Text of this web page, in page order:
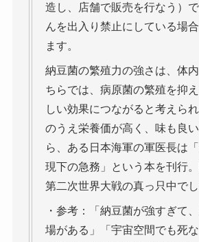
造し、店舗で販売を行なう）
んを出入り禁止にしている場
ます。
納豆菌の繁殖力の強さは、体
ちらでは、病原菌の繁殖を抑
しい効果につながると考えら
のうえ栄養価が高く、味も良
ら、ある日本海軍の軍医長は
現下の急務」という本を刊行。
第二次世界大戦の真っ只中でし
・参考：「納豆菌が強すぎて
場がある」「宇宙空間でも死